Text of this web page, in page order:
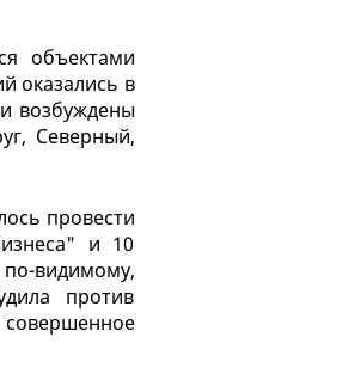
объектами
оказались в
возбуждены
Северный,
провести
и 10
видимому,
против